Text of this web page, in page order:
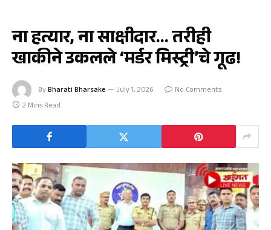
ना हत्यार, ना साक्षीदार… तरीही
खाकीने उकलले ‘मर्डर मिस्ट्री’चे गूढ!
ByBharati Bharsake July 1, 2026
No Comments
2 Mins Read